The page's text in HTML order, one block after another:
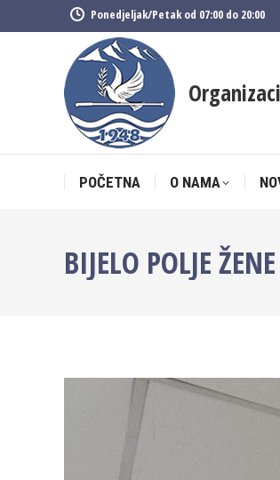
Ponedjeljak/Petak od 07:00 do 20:00
POČETNA O NAMA
BIJELO POLJE
POČETNA O NAMA